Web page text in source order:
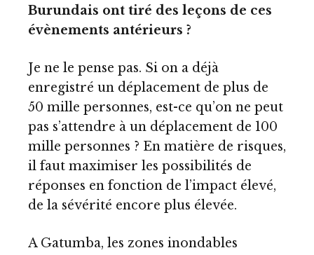
Burundais ont tiré des leçons de ces
évènements antérieurs ?
Je ne le pense pas. Si on a déjà
enregistré un déplacement de plus de
50 mille personnes, est-ce qu’on ne peut
pas s’attendre à un déplacement de 100
mille personnes ? En matière de risques,
il faut maximiser les possibilités de
réponses en fonction de l’impact élevé,
de la sévérité encore plus élevée.
A Gatumba, les zones inondables